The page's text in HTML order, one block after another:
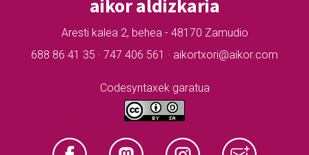
aikor aldizkaria
Aresti kalea 2, behea - 48170 Zamudio
688 86 41 35 · 747 406 561 · aikortxori@aikor.com
Codesyntaxek garatua